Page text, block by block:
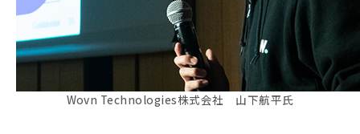
Wovn Technologies株式会社 山下航平氏